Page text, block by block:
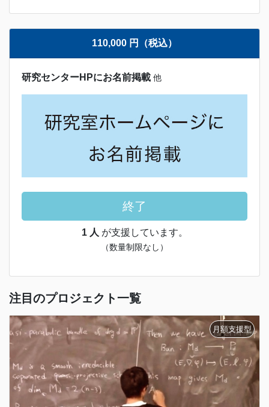
110,000 円（税込）
研究センターHPにお名前掲載 他
終了
1 人 が支援しています。
（数量制限なし）
注目のプロジェクト一覧